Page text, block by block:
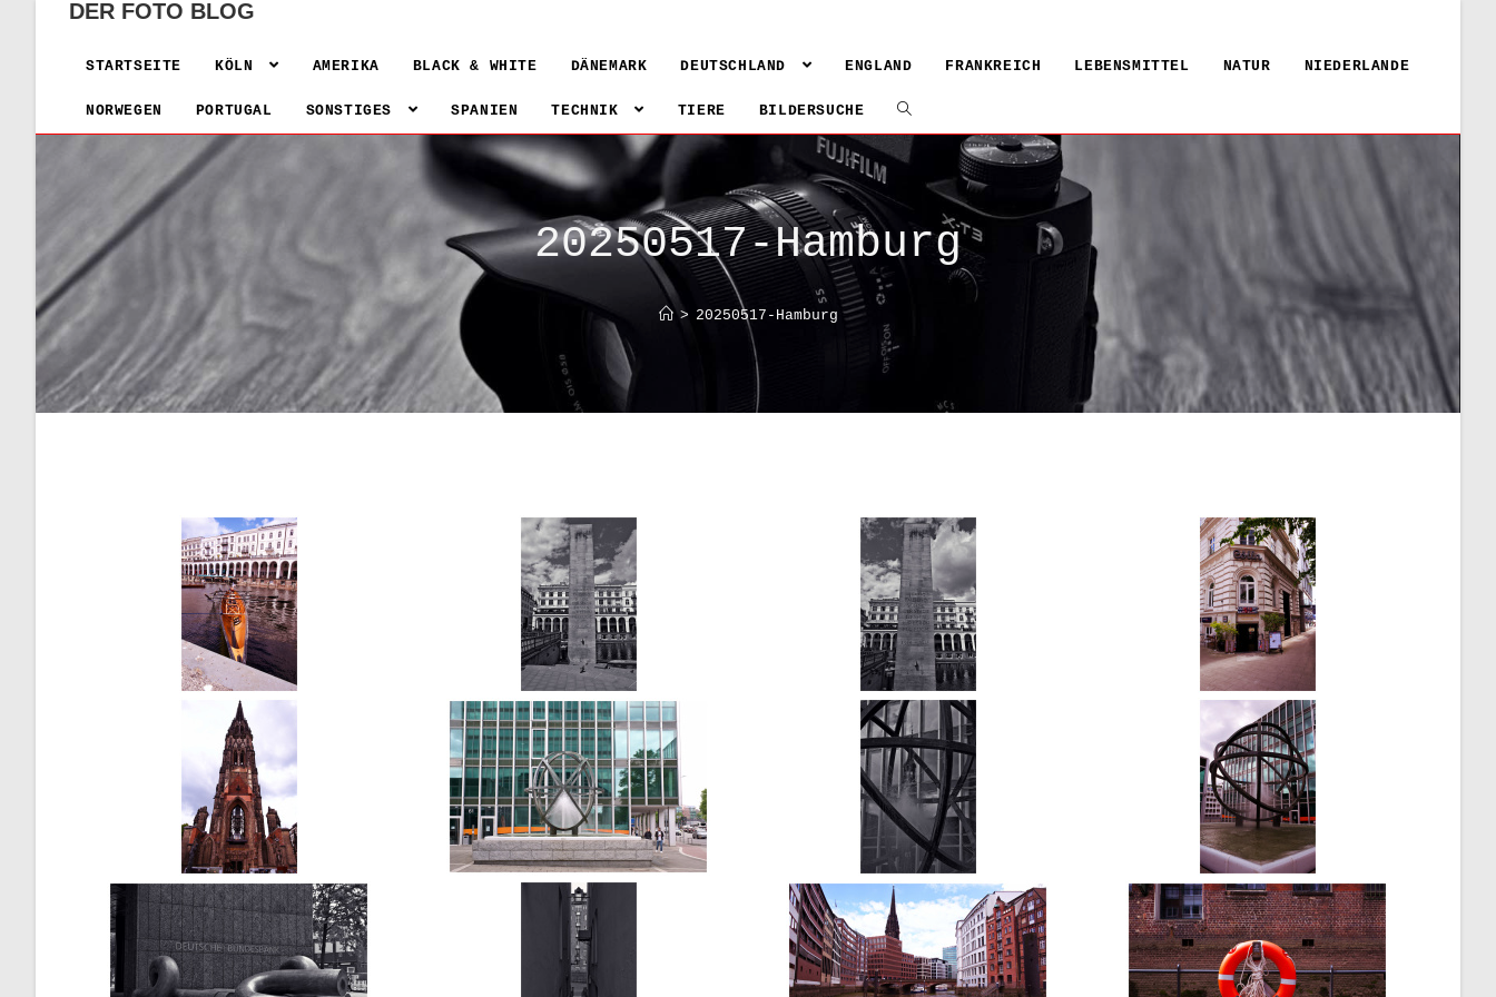
DER FOTO BLOG
STARTSEITE KÖLN AMERIKA BLACK & WHITE DÄNEMARK DEUTSCHLAND ENGLAND FRANKREICH LEBENSMITTEL NATUR NIEDERLANDE
NORWEGEN PORTUGAL SONSTIGES SPANIEN TECHNIK TIERE BILDERSUCHE
20250517-Hamburg
> 20250517-Hamburg